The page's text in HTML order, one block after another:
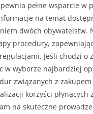
pełne wsparcie w
na temat
dwóch obywatelstw.
procedury,
Jeśli chodzi o
w wyborze najbardziej
związanych z
korzyści
na skuteczne